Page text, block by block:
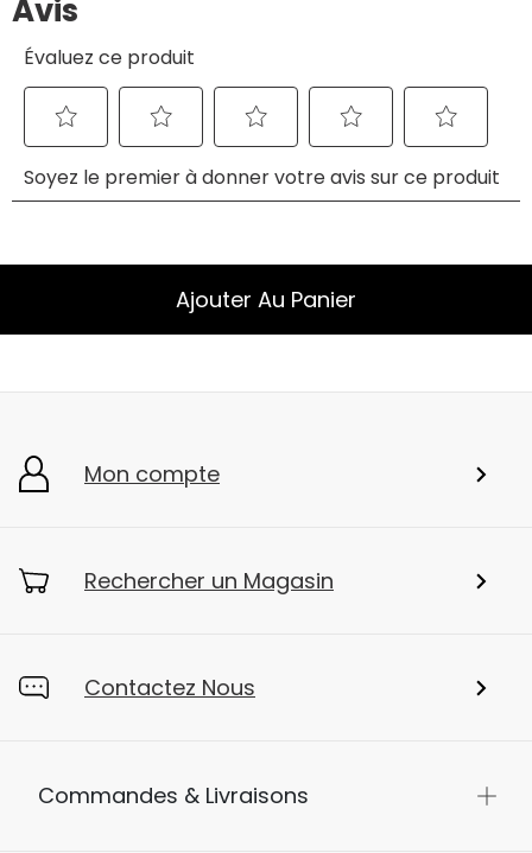
Ajouter Au Panier
Mon compte
Rechercher un Magasin
Contactez Nous
Commandes & Livraisons